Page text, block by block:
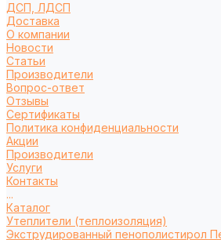
ДСП, ЛДСП
Доставка
О компании
Новости
Статьи
Производители
Вопрос-ответ
Отзывы
Сертификаты
Политика конфиденциальности
Акции
Производители
Услуги
Контакты
...
Каталог
Утеплители (теплоизоляция)
Экструдированный пенополистирол